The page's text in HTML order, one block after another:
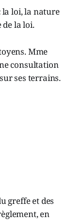
la loi, la nature
la loi.
Mme
consultation
ses terrains.
greffe et des
en